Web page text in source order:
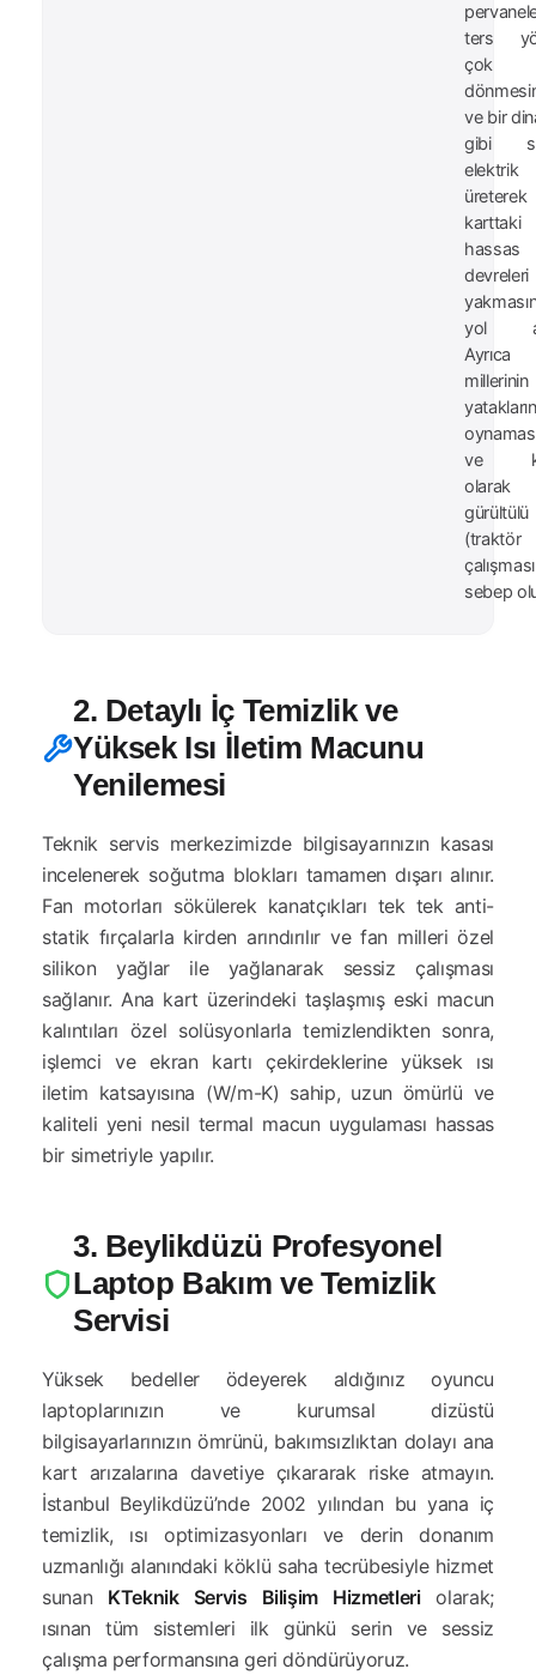
ters
çok
ve bir
gibi
elektrik
karttaki
hassas
devreleri
yol
millerinin
ve
olarak
gürültülü
(traktör
sebep
2. Detaylı İç Temizlik ve
Yüksek Isı İletim Macunu
Yenilemesi
Teknik servis merkezimizde bilgisayarınızın kasası
incelenerek soğutma blokları tamamen dışarı alınır.
Fan motorları sökülerek kanatçıkları tek tek anti-
statik fırçalarla kirden arındırılır ve fan milleri özel
silikon yağlar ile yağlanarak sessiz çalışması
sağlanır. Ana kart üzerindeki taşlaşmış eski macun
kalıntıları özel solüsyonlarla temizlendikten sonra,
işlemci ve ekran kartı çekirdeklerine yüksek ısı
iletim katsayısına (W/m-K) sahip, uzun ömürlü ve
kaliteli yeni nesil termal macun uygulaması hassas
bir simetriyle yapılır.
3. Beylikdüzü Profesyonel
Laptop Bakım ve Temizlik
Servisi
Yüksek bedeller ödeyerek aldığınız oyuncu
laptoplarınızın ve kurumsal dizüstü
bilgisayarlarınızın ömrünü, bakımsızlıktan dolayı ana
kart arızalarına davetiye çıkararak riske atmayın.
İstanbul Beylikdüzü’nde 2002 yılından bu yana iç
temizlik, ısı optimizasyonları ve derin donanım
uzmanlığı alanındaki köklü saha tecrübesiyle hizmet
sunan KTeknik Servis Bilişim Hizmetleriolarak;
ısınan tüm sistemleri ilk günkü serin ve sessiz
çalışma performansına geri döndürüyoruz.